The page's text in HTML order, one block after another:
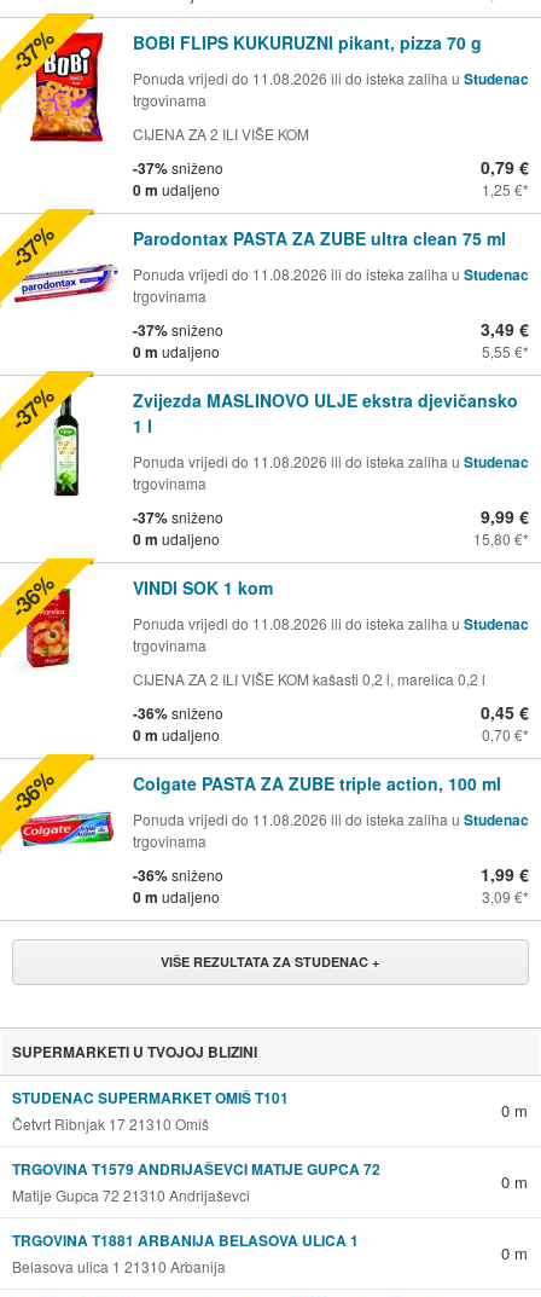
BOBI FLIPS KUKURUZNI pikant, pizza 70 g
Ponuda vrijedi do 11.08.2026 ili do isteka zaliha u Studenac
trgovinama
CIJENA ZA 2 ILI VIŠE KOM
-37%sniženo
0 m udaljeno
0,79 €
1,25 €
-37%
Parodontax PASTA ZA ZUBE ultra clean 75 ml
Ponuda vrijedi do 11.08.2026 ili do isteka zaliha u Studenac
trgovinama
-37%sniženo
0 m udaljeno
3,49 €
5,55 €
-37%
Zvijezda MASLINOVO ULJE ekstra djevičansko
1 l
Ponuda vrijedi do 11.08.2026 ili do isteka zaliha u Studenac
trgovinama
-37%sniženo
0 m udaljeno
9,99 €
15,80 €
-37%
VINDI SOK 1 kom
Ponuda vrijedi do 11.08.2026 ili do isteka zaliha u Studenac
trgovinama
CIJENA ZA 2 ILI VIŠE KOM kašasti 0,2 l, marelica 0,2 l
-36%sniženo
0 m udaljeno
0,45 €
0,70 €
-36%
Colgate PASTA ZA ZUBE triple action, 100 ml
Ponuda vrijedi do 11.08.2026 ili do isteka zaliha u Studenac
trgovinama
-36%sniženo
0 m udaljeno
1,99 €
3,09 €
-36%
VIŠE REZULTATA ZA STUDENAC +
SUPERMARKETI U TVOJOJ BLIZINI
STUDENAC SUPERMARKET OMIŠ T101
Četvrt Ribnjak 17 21310 Omiš
0 m
TRGOVINA T1579 ANDRIJAŠEVCI MATIJE GUPCA 72
Matije Gupca 72 21310 Andrijaševci
0 m
TRGOVINA T1881 ARBANIJA BELASOVA ULICA 1
Belasova ulica 1 21310 Arbanija
0 m